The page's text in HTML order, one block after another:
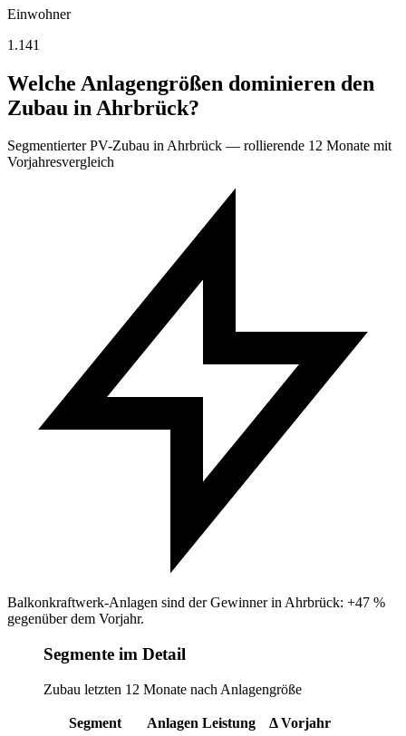
Einwohner
1.141
Welche Anlagengrößen dominieren den
Zubau in Ahrbrück?
Segmentierter PV-Zubau in Ahrbrück — rollierende 12 Monate mit
Vorjahresvergleich
Balkonkraftwerk-Anlagen sind der Gewinner in Ahrbrück: +47 %
gegenüber dem Vorjahr.
Segmente im Detail
Zubau letzten 12 Monate nach Anlagengröße
Segment Anlagen Leistung
Δ Vorjahr